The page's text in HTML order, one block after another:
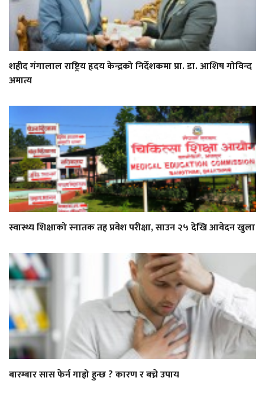
शहीद गंगालाल राष्ट्रिय हृदय केन्द्रको निर्देशकमा प्रा. डा. आशिष गोविन्द
अमात्य
स्वास्थ्य शिक्षाको स्नातक तह प्रवेश परीक्षा, साउन २५ देखि आवेदन खुला
बारम्बार सास फेर्न गाह्रो हुन्छ ? कारण र बच्ने उपाय